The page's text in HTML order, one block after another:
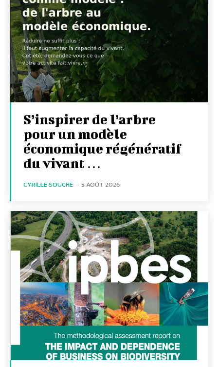
S’inspirer de l’arbre
pour un modèle
économique régénératif
du vivant …
CYRILLE SOUCHE - 5 AOÛT 2026